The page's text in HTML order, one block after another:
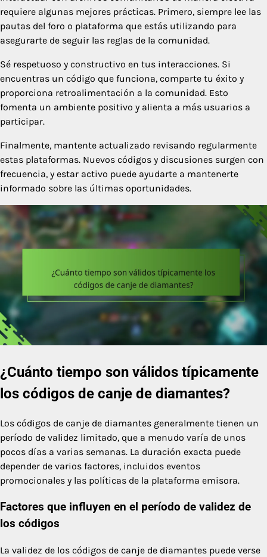
requiere algunas mejores prácticas. Primero, siempre lee las
pautas del foro o plataforma que estás utilizando para
asegurarte de seguir las reglas de la comunidad.
Sé respetuoso y constructivo en tus interacciones. Si
encuentras un código que funciona, comparte tu éxito y
proporciona retroalimentación a la comunidad. Esto
fomenta un ambiente positivo y alienta a más usuarios a
participar.
Finalmente, mantente actualizado revisando regularmente
estas plataformas. Nuevos códigos y discusiones surgen con
frecuencia, y estar activo puede ayudarte a mantenerte
informado sobre las últimas oportunidades.
¿Cuánto tiempo son válidos típicamente
los códigos de canje de diamantes?
Los códigos de canje de diamantes generalmente tienen un
período de validez limitado, que a menudo varía de unos
pocos días a varias semanas. La duración exacta puede
depender de varios factores, incluidos eventos
promocionales y las políticas de la plataforma emisora.
Factores que influyen en el período de validez de
los códigos
La validez de los códigos de canje de diamantes puede verse